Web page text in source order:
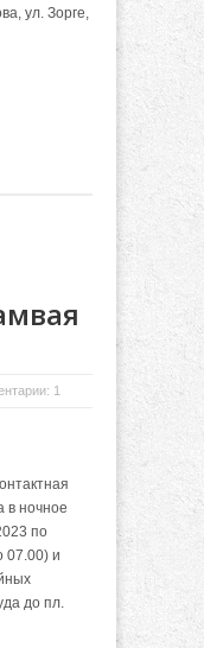
ул. Зорге,
1
в ночное
по
07.00) и
до пл.